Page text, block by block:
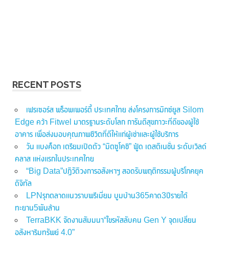
RECENT POSTS
เฟรเซอร์ส พร็อพเพอร์ตี้ ประเทศไทย ส่งโครงการมิกซ์ยูส Silom
Edge คว้า Fitwel มาตรฐานระดับโลก การันตีสุขภาวะที่ดีของผู้ใช้
อาคาร เพื่อส่งมอบคุณภาพชีวิตที่ดีให้แก่ผู้เช่าและผู้ใช้บริการ
วัน แบงค็อก เตรียมเปิดตัว “มิตซูโคชิ” ฟู้ด เดสติเนชั่น ระดับเวิลด์
คลาส แห่งแรกในประเทศไทย
“Big Data”ปฏิวัติวงการอสังหาฯ สอดรับพฤติกรรมผู้บริโภคยุค
ดิจิทัล
LPNรุกตลาดแนวราบพรีเมี่ยม บูมบ้าน365คาด3ปีรายได้
ทะยาน5พันล้าน
TerraBKK จัดงานสัมมนา“ไขรหัสลับคน Gen Y จุดเปลี่ยน
อสังหาริมทรัพย์ 4.0”